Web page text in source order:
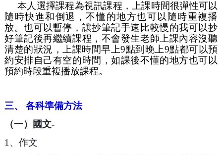
本人選擇課程為視訊課程，上課時間很彈性可以
隨時快進和倒退，不懂的地方也可以隨時重複播
放。也可以暫停，讓抄筆記手速比較慢的我可以抄
好筆記後再繼續課程，不會發生老師上課內容沒聽
清楚的狀況，上課時間早上9點到晚上9點都可以預
約安排自己有空的時間，如課後不懂的地方也可以
預約時段重複播放課程。
三、 各科準備方法
（一）國文-
1、作文